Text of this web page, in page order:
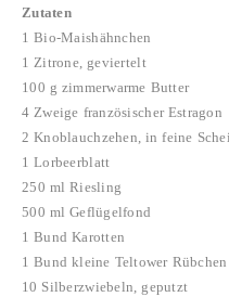
Zutaten
1 Bio-Maishähnchen
1 Zitrone, geviertelt
100 g zimmerwarme Butter
4 Zweige französischer Estragon
2 Knoblauchzehen, in feine
1 Lorbeerblatt
250 ml Riesling
500 ml Geflügelfond
1 Bund Karotten
1 Bund kleine Teltower Rübchen
10 Silberzwiebeln, geputzt